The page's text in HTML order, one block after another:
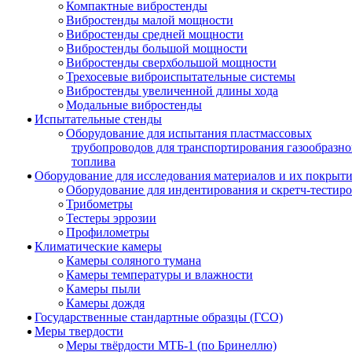
Компактные вибростенды
Вибростенды малой мощности
Вибростенды средней мощности
Вибростенды большой мощности
Вибростенды сверхбольшой мощности
Трехосевые виброиспытательные системы
Вибростенды увеличенной длины хода
Модальные вибростенды
Испытательные стенды
Оборудование для испытания пластмассовых
трубопроводов для транспортирования
топлива
Оборудование для исследования материалов и их
Оборудование для индентирования и скретч-
Трибометры
Тестеры эррозии
Профилометры
Климатические камеры
Камеры соляного тумана
Камеры температуры и влажности
Камеры пыли
Камеры дождя
Государственные стандартные образцы (ГСО)
Меры твердости
Меры твёрдости МТБ-1 (по Бринеллю)